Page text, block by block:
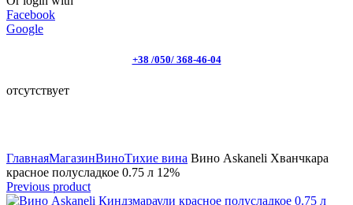
Facebook
Google
+38 /050/ 368-46-04
отсутствует
ГлавнаяМагазинВиноТихие вина Вино Askaneli Хванчкара
красное полусладкое 0.75 л 12%
Previous product